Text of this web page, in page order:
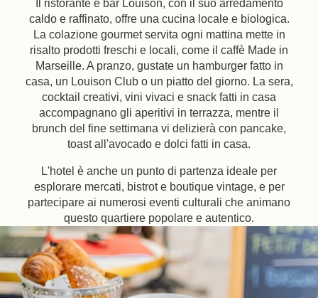
Il ristorante e bar Louison, con il suo arredamento
caldo e raffinato, offre una cucina locale e biologica.
La colazione gourmet servita ogni mattina mette in
risalto prodotti freschi e locali, come il caffè Made in
Marseille. A pranzo, gustate un hamburger fatto in
casa, un Louison Club o un piatto del giorno. La sera,
cocktail creativi, vini vivaci e snack fatti in casa
accompagnano gli aperitivi in ​​terrazza, mentre il
brunch del fine settimana vi delizierà con pancake,
toast all'avocado e dolci fatti in casa.
L'hotel è anche un punto di partenza ideale per
esplorare mercati, bistrot e boutique vintage, e per
partecipare ai numerosi eventi culturali che animano
questo quartiere popolare e autentico.
Libro
Arrivo